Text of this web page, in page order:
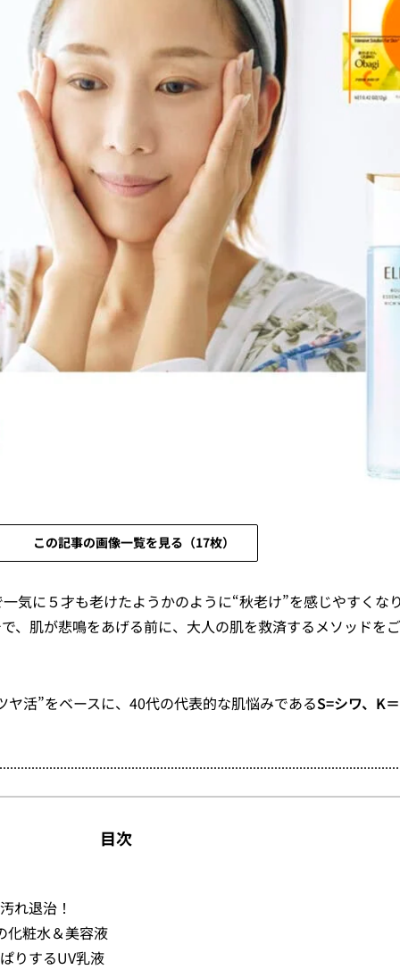
この記事の画像一覧を見る（17枚）
気に５才も老けたようかのように“秋老け”を感じやすくな
、肌が悲鳴をあげる前に、大人の肌を救済するメソッドを
活”をベースに、40代の代表的な肌悩みであるS=シワ、K
目次
れ退治！
化粧水＆美容液
りするUV乳液